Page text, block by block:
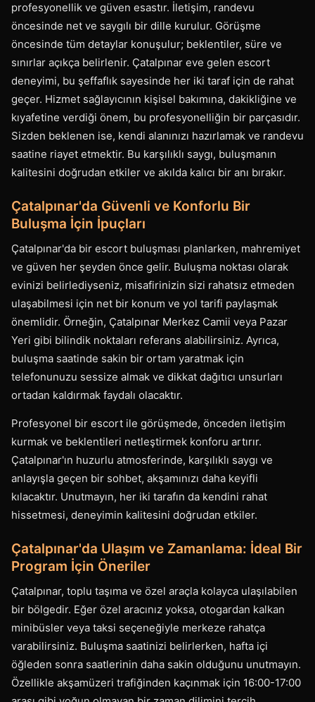
profesyonellik ve güven esastır. İletişim, randevu
öncesinde net ve saygılı bir dille kurulur. Görüşme
öncesinde tüm detaylar konuşulur; beklentiler, süre ve
sınırlar açıkça belirlenir. Çatalpınar eve gelen escort
deneyimi, bu şeffaflık sayesinde her iki taraf için de rahat
geçer. Hizmet sağlayıcının kişisel bakımına, dakikliğine ve
kıyafetine verdiği önem, bu profesyonelliğin bir parçasıdır.
Sizden beklenen ise, kendi alanınızı hazırlamak ve randevu
saatine riayet etmektir. Bu karşılıklı saygı, buluşmanın
kalitesini doğrudan etkiler ve akılda kalıcı bir anı bırakır.
Çatalpınar'da Güvenli ve Konforlu Bir
Buluşma İçin İpuçları
Çatalpınar'da bir escort buluşması planlarken, mahremiyet
ve güven her şeyden önce gelir. Buluşma noktası olarak
evinizi belirlediyseniz, misafirinizin sizi rahatsız etmeden
ulaşabilmesi için net bir konum ve yol tarifi paylaşmak
önemlidir. Örneğin, Çatalpınar Merkez Camii veya Pazar
Yeri gibi bilindik noktaları referans alabilirsiniz. Ayrıca,
buluşma saatinde sakin bir ortam yaratmak için
telefonunuzu sessize almak ve dikkat dağıtıcı unsurları
ortadan kaldırmak faydalı olacaktır.
Profesyonel bir escort ile görüşmede, önceden iletişim
kurmak ve beklentileri netleştirmek konforu artırır.
Çatalpınar'ın huzurlu atmosferinde, karşılıklı saygı ve
anlayışla geçen bir sohbet, akşamınızı daha keyifli
kılacaktır. Unutmayın, her iki tarafın da kendini rahat
hissetmesi, deneyimin kalitesini doğrudan etkiler.
Çatalpınar'da Ulaşım ve Zamanlama: İdeal Bir
Program İçin Öneriler
Çatalpınar, toplu taşıma ve özel araçla kolayca ulaşılabilen
bir bölgedir. Eğer özel aracınız yoksa, otogardan kalkan
minibüsler veya taksi seçeneğiyle merkeze rahatça
varabilirsiniz. Buluşma saatinizi belirlerken, hafta içi
öğleden sonra saatlerinin daha sakin olduğunu unutmayın.
Özellikle akşamüzeri trafiğinden kaçınmak için 16:00-17:00